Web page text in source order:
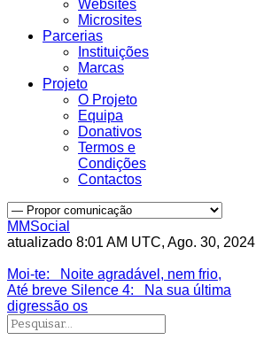
Websites
Microsites
Parcerias
Instituições
Marcas
Projeto
O Projeto
Equipa
Donativos
Termos e
Condições
Contactos
MMSocial
atualizado 8:01 AM UTC, Ago. 30, 2024
Moi-te: Noite agradável, nem frio,
Até breve Silence 4: Na sua última
digressão os